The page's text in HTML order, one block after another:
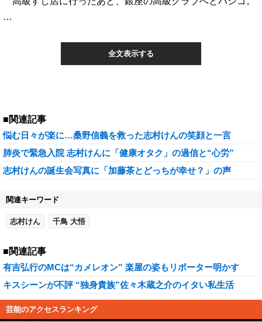
…
全文表示する
■関連記事
悩む日々が楽に…桑野信義を救った志村けんの笑顔と一言
肺炎で緊急入院 志村けんに「健康オタク」の過信と“心労”
志村けんの誕生会写真に「加藤茶とどっちが幸せ？」の声
関連キーワード
志村けん 千鳥 大悟
■関連記事
有吉弘行のMCは“カメレオン” 楽屋の姿もリポーター明かす
キスシーンが不評 “独身貴族”佐々木蔵之介のイタい私生活
芸能のアクセスランキング